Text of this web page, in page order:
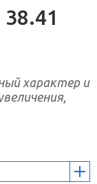
38.41
характер и